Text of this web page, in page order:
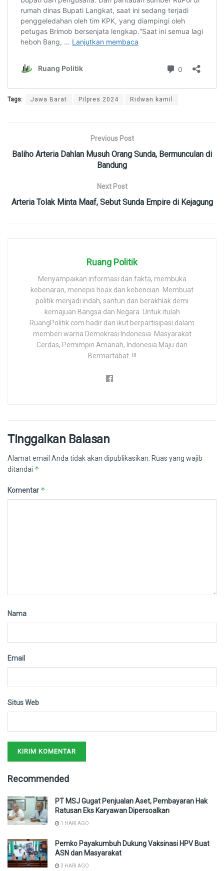
Tags: Jawa Barat Pilpres 2024 Ridwan kamil
Previous Post
Baliho Arteria Dahlan Musuh Orang Sunda, Bermunculan di
Bandung
Next Post
Arteria Tolak Minta Maaf, Sebut Sunda Empire di Kejagung
Ruang Politik
Menyampaikan informasi dan fakta, membuka
kebenaran, menepis hoax dan kebencian. Membuat
politik menjadi indah, santun dan berakhlak demi
kemajuan Bangsa dan Negara. Untuk itulah
RuangPolitik.com hadir dan ikut berpartisipasi dalam
memberi warna Demokrasi Indonesia. Masyarakat
Cerdas, Pemimpin Amanah, Indonesia Maju dan
Bermartabat..!!!
Tinggalkan Balasan
Alamat email Anda tidak akan dipublikasikan. Ruas yang wajib
ditandai *
Komentar *
Nama
Email
Situs Web
Recommended
PT MSJ Gugat Penjualan Aset, Pembayaran Hak
Ratusan Eks Karyawan Dipersoalkan
1 HARI AGO
Pemko Payakumbuh Dukung Vaksinasi HPV Buat
ASN dan Masyarakat
3 HARI AGO